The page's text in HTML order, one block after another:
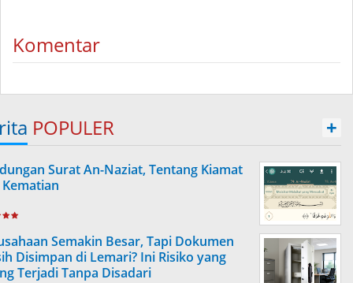
Komentar
POPULER +
Surat An-Naziat, Tentang Kiamat
Semakin Besar, Tapi Dokumen
Disimpan di Lemari? Ini Risiko yang
Terjadi Tanpa Disadari